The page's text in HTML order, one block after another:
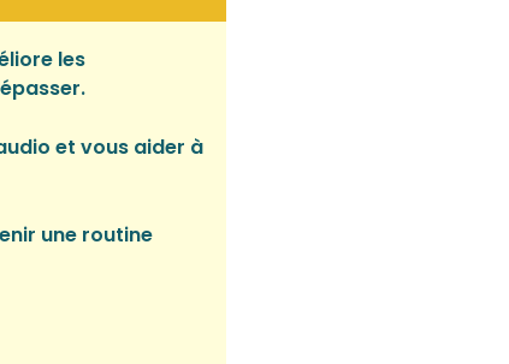
les
et vous aider à
une routine